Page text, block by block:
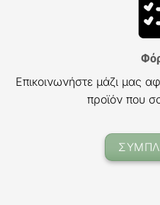
Επικοινωνήστε μάζι μας
προϊόν που